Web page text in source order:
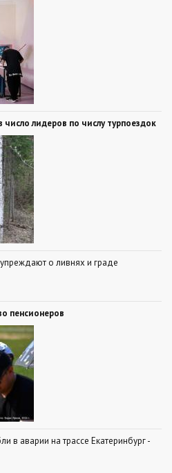
число лидеров по числу турпоездок
о ливнях и граде
пенсионеров
в аварии на трассе Екатеринбург -